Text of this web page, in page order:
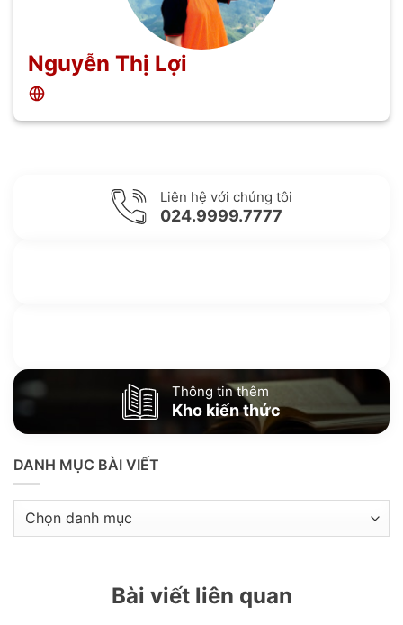
Nguyễn Thị Lợi
Liên hệ với chúng tôi
024.9999.7777
Thông tin thêm
Kho kiến thức
DANH MỤC BÀI VIẾT
mục
bài
Bài viết liên quan